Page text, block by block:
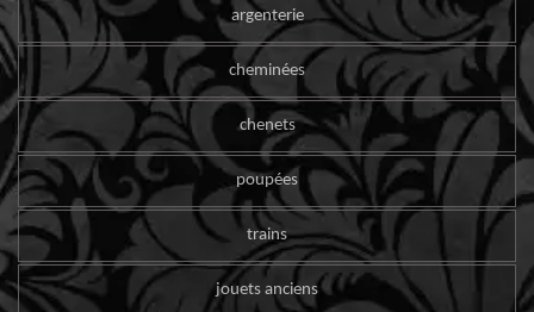
argenterie
cheminées
chenets
poupées
trains
jouets anciens